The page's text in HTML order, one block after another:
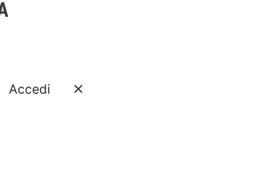
Accedi